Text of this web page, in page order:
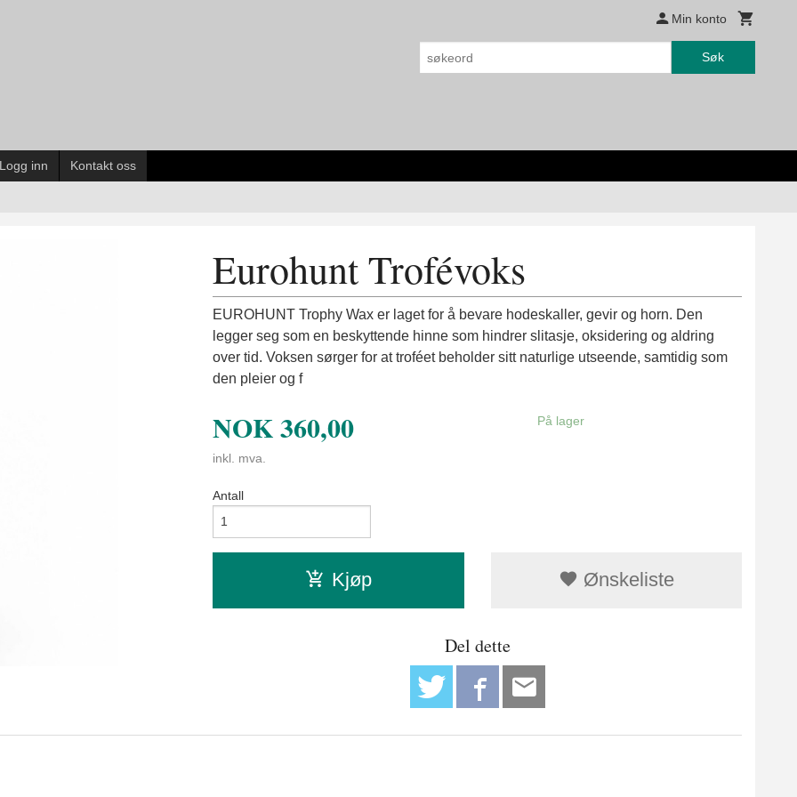
Min konto
Søk
Logg inn Kontakt oss
Eurohunt Trofévoks
EUROHUNT Trophy Wax er laget for å bevare hodeskaller, gevir og horn. Den
legger seg som en beskyttende hinne som hindrer slitasje, oksidering og aldring
over tid. Voksen sørger for at troféet beholder sitt naturlige utseende, samtidig som
den pleier og f
NOK360,00
inkl. mva.
På lager
Antall
Kjøp Ønskeliste
Del dette